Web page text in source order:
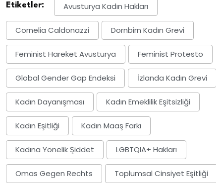
Etiketler: Avusturya Kadın Hakları
Cornelia Caldonazzi Dornbirn Kadın Grevi
Feminist Hareket Avusturya Feminist Protesto
Global Gender Gap Endeksi İzlanda Kadın Grevi
Kadın Dayanışması Kadın Emeklilik Eşitsizliği
Kadın Eşitliği Kadın Maaş Farkı
Kadına Yönelik Şiddet LGBTQIA+ Hakları
Omas Gegen Rechts Toplumsal Cinsiyet Eşitliği